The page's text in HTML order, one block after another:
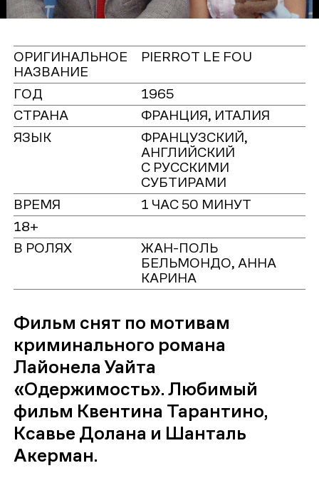
ОРИГИНАЛЬНОЕ
НАЗВАНИЕ
PIERROT LE FOU
ГОД
1965
СТРАНА
ФРАНЦИЯ, ИТАЛИЯ
ЯЗЫК
ФРАНЦУЗСКИЙ,
АНГЛИЙСКИЙ
С РУССКИМИ
СУБТИРАМИ
ВРЕМЯ
1 ЧАС 50 МИНУТ
18+
В РОЛЯХ
ЖАН-ПОЛЬ
БЕЛЬМОНДО, АННА
КАРИНА
Фильм снят по мотивам
криминального романа
Лайонела Уайта
«Одержимость». Любимый
фильм Квентина Тарантино,
Ксавье Долана и Шанталь
Акерман.